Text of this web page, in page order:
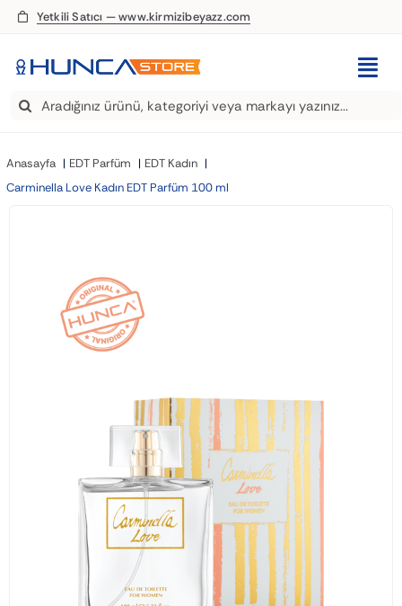
Skip
content
Yetkili Satıcı — www.kirmizibeyazz.com
EDT Parfüm
Deodorant
Saç Kremi
Tıraş Köpüğü
Search
Anasayfa EDT Parfüm
EDT Kadın
Carminella Love Kadın EDT Parfüm 100 ml